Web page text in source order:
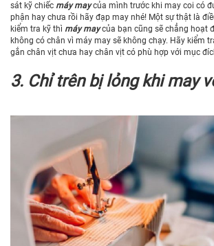
sát kỹ chiếc máy maycủa mình trước khi may coi có
phận hay chưa rồi hãy đạp may nhé! Một sự thật là
kiểm tra kỹ thì máy maycủa bạn cũng sẽ chẳng hoạt
không có chân vì máy may sẽ không chạy. Hãy kiểm
gắn chân vịt chưa hay chân vịt có phù hợp với mục
3. Chỉ trên bị lỏng khi may